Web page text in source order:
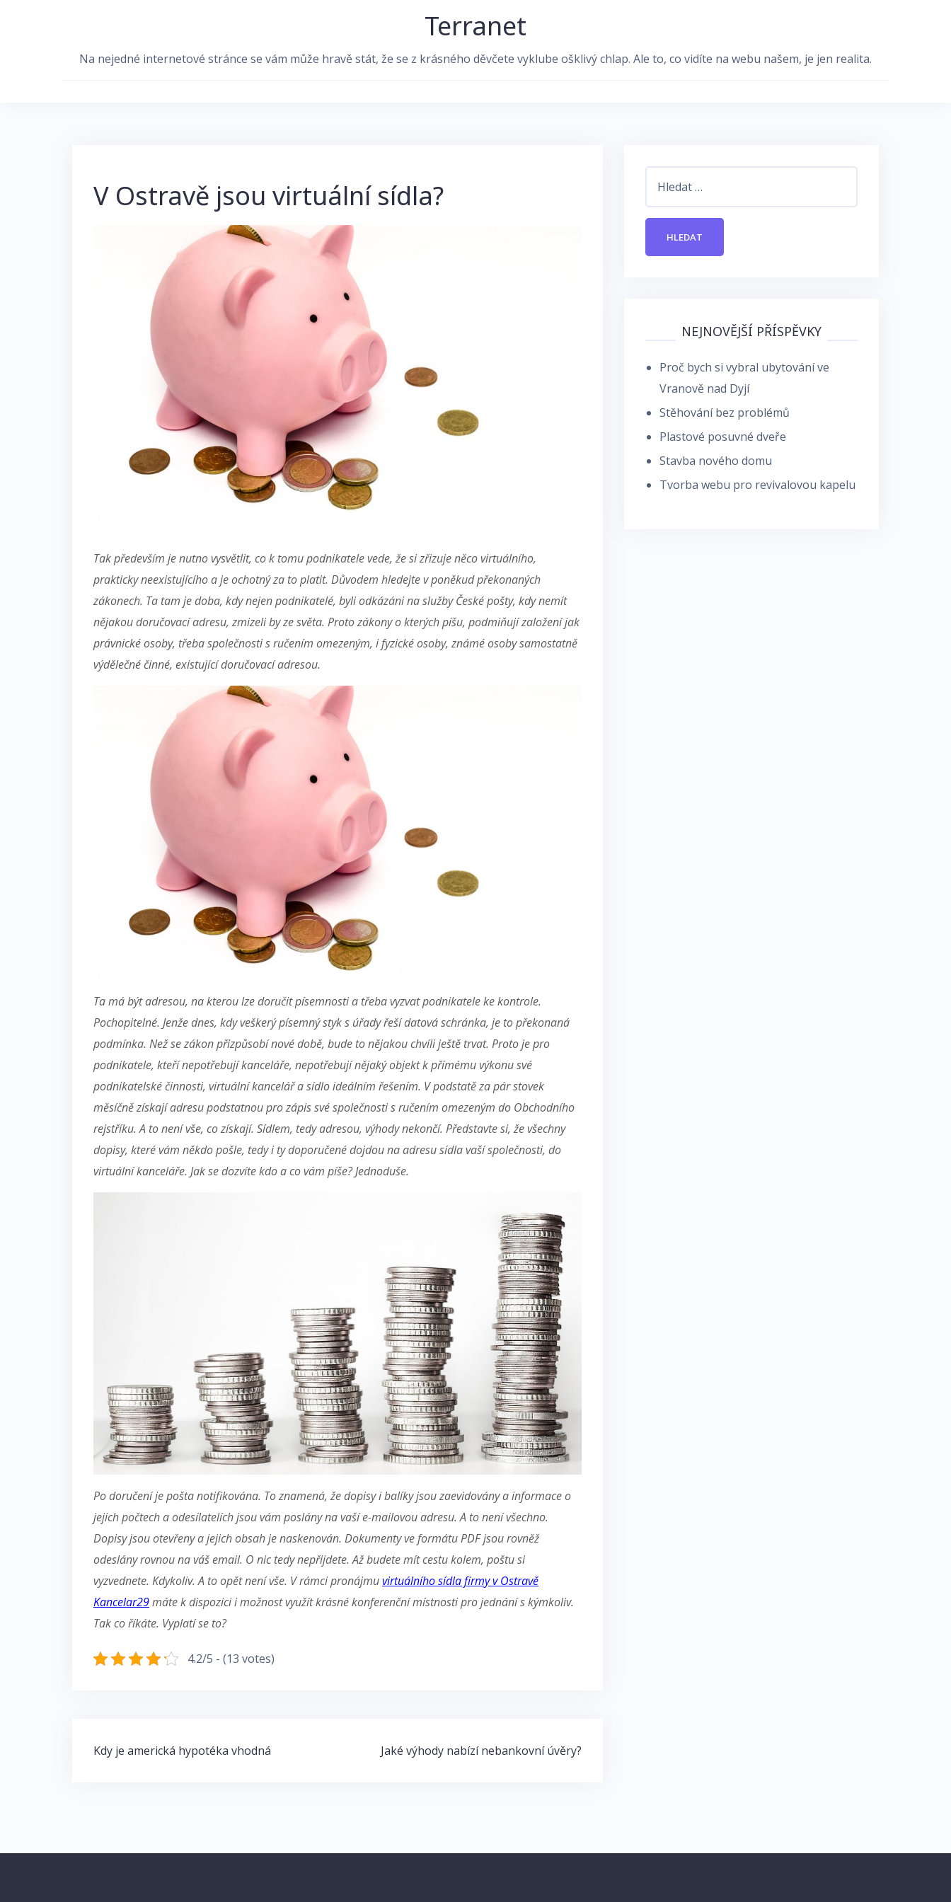
Terranet
Na nejedné internetové stránce se vám může hravě stát, že se z krásného děvčete vyklube ošklivý chlap. Ale to, co vidíte na webu našem, je jen realita.
V Ostravě jsou virtuální sídla?
Tak především je nutno vysvětlit, co k tomu podnikatele vede, že si zřizuje něco virtuálního,
prakticky neexistujícího a je ochotný za to platit. Důvodem hledejte v poněkud překonaných
zákonech. Ta tam je doba, kdy nejen podnikatelé, byli odkázáni na služby České pošty, kdy nemít
nějakou doručovací adresu, zmizeli by ze světa. Proto zákony o kterých píšu, podmiňují založení jak
právnické osoby, třeba společnosti s ručením omezeným, i fyzické osoby, známé osoby samostatně
výdělečné činné, existující doručovací adresou.
Ta má být adresou, na kterou lze doručit písemnosti a třeba vyzvat podnikatele ke kontrole.
Pochopitelné. Jenže dnes, kdy veškerý písemný styk s úřady řeší datová schránka, je to překonaná
podmínka. Než se zákon přizpůsobí nové době, bude to nějakou chvíli ještě trvat. Proto je pro
podnikatele, kteří nepotřebují kanceláře, nepotřebují nějaký objekt k přímému výkonu své
podnikatelské činnosti, virtuální kancelář a sídlo ideálním řešením. V podstatě za pár stovek
měsíčně získají adresu podstatnou pro zápis své společnosti s ručením omezeným do Obchodního
rejstříku. A to není vše, co získají. Sídlem, tedy adresou, výhody nekončí. Představte si, že všechny
dopisy, které vám někdo pošle, tedy i ty doporučené dojdou na adresu sídla vaší společnosti, do
virtuální kanceláře. Jak se dozvíte kdo a co vám píše? Jednoduše.
Po doručení je pošta notifikována. To znamená, že dopisy i balíky jsou zaevidovány a informace o
jejich počtech a odesílatelích jsou vám poslány na vaší e-mailovou adresu. A to není všechno.
Dopisy jsou otevřeny a jejich obsah je naskenován. Dokumenty ve formátu PDF jsou rovněž
odeslány rovnou na váš email. O nic tedy nepřijdete. Až budete mít cestu kolem, poštu si
vyzvednete. Kdykoliv.A to opět není vše. V rámci pronájmuvirtuálního sídla firmy v Ostravě
Kancelar29máte k dispozici i možnost využít krásné konferenční místnosti pro jednání s kýmkoliv.
Tak co říkáte. Vyplatí se to?
4.2/5 - (13 votes)
Navigace
Kdy je americká hypotéka vhodná Jaké výhody nabízí nebankovní úvěry?
NEJNOVĚJŠÍ PŘÍSPĚVKY
Proč bych si vybral ubytování ve
Vranově nad Dyjí
Stěhování bez problémů
Plastové posuvné dveře
Stavba nového domu
Tvorba webu pro revivalovou kapelu